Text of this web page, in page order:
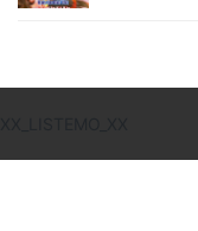
Đam Mỹ